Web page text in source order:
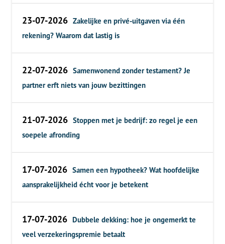
23-07-2026 Zakelijke en privé-uitgaven via één
rekening? Waarom dat lastig is
22-07-2026 Samenwonend zonder testament? Je
partner erft niets van jouw bezittingen
21-07-2026 Stoppen met je bedrijf: zo regel je een
soepele afronding
17-07-2026 Samen een hypotheek? Wat hoofdelijke
aansprakelijkheid écht voor je betekent
17-07-2026 Dubbele dekking: hoe je ongemerkt te
veel verzekeringspremie betaalt